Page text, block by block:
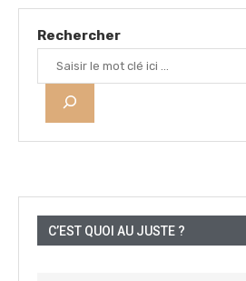
Rechercher
C’EST QUOI AU JUSTE ?